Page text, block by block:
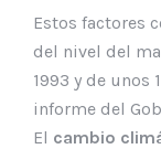
Estos factores
del nivel del
1993 y de unos
informe del
El cambio